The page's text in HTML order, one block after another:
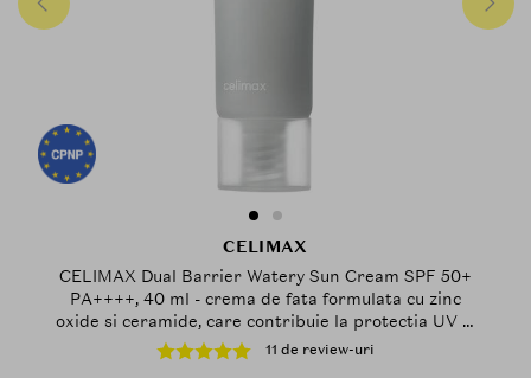
CELIMAX
CELIMAX Dual Barrier Watery Sun Cream SPF 50+
PA++++, 40 ml - crema de fata formulata cu zinc
oxide si ceramide, care contribuie la protectia UV si
la mentinerea confortului pielii sensibile
11 de review-uri